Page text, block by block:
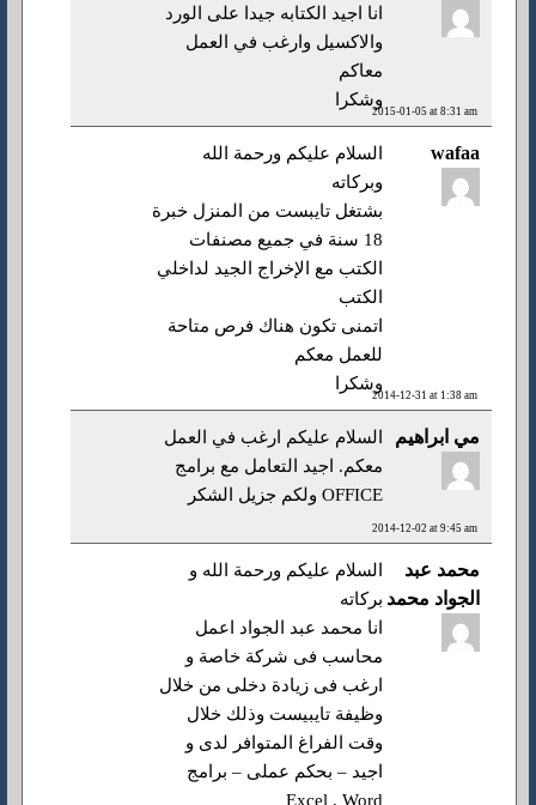
2015-01-05 at 8:31 am
انا اجيد الكتابه جيدا على الورد
والاكسيل وارغب في العمل
معاكم
وشكرا
wafaa
2014-12-31 at 1:38 am
السلام عليكم ورحمة الله
وبركاته
بشتغل تايبست من المنزل خبرة
18 سنة في جميع مصنفات
الكتب مع الإخراج الجيد لداخلي
الكتب
اتمنى تكون هناك فرص متاحة
للعمل معكم
وشكرا
مي ابراهيم
2014-12-02 at 9:45 am
السلام عليكم ارغب في العمل
معكم. اجيد التعامل مع برامج
OFFICE ولكم جزيل الشكر
محمد عبد
الجواد محمد
السلام عليكم ورحمة الله و
بركاته
انا محمد عبد الجواد اعمل
محاسب فى شركة خاصة و
ارغب فى زيادة دخلى من خلال
وظيفة تايبيست وذلك خلال
وقت الفراغ المتوافر لدى و
اجيد – بحكم عملى – برامج
Excel , Word